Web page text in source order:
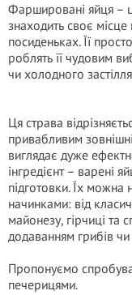
Фаршировані яйця –
знаходить своє місце
посиденьках. Її
роблять її чудовим
чи холодного
Ця страва
привабливим
виглядає дуже
інгредієнт – варені
підготовки. Їх можна
начинками: від
майонезу, гірчиці та
додаванням грибів
Пропонуємо
печерицями.